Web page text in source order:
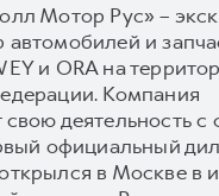
Мотор Рус» –
и
и ORA на
Компания
деятельность с
официальный
в Москве в